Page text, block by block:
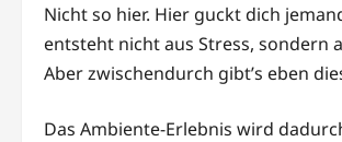
Nicht so hier. Hier guckt dich
entsteht nicht aus Stress, sondern
Aber zwischendurch gibt’s eben
Das Ambiente-Erlebnis wird